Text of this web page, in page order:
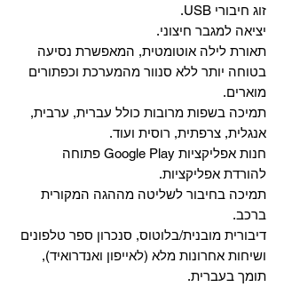
זוג חיבורי USB.
יציאה למגבר חיצוני.
תאורת לילה אוטומטית, המאפשרת נסיעה
בטוחה יותר ללא סנוור מהמערכת וכפתורים
מוארים.
תמיכה בשפות מרובות כולל עברית, ערבית,
אנגלית, צרפתית, רוסית ועוד.
‏חנות אפליקציות Google Play פתוחה
להורדת אפליקציות.
‏תמיכה בחיבור לשליטה מההגה המקורית
ברכב.
‏דיבורית מובנית/בלוטוס, ‏סנכרון ספר טלפונים
ושיחות אחרונות מלא (לאייפון ואנדרואיד),
תומך בעברית.